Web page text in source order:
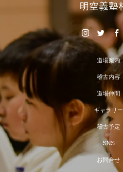
道場案内
稽古内容
道場仲間
ギャラリー
稽古予定
SNS
お問合せ